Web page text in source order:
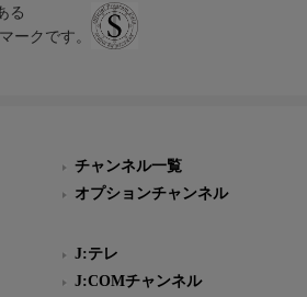
る
ークです。
チャンネル一覧
オプションチャンネル
J:テレ
J:COMチャンネル